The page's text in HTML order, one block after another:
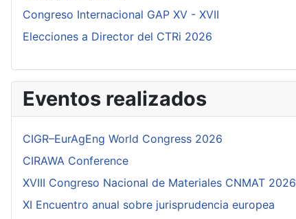
Congreso Internacional GAP XV - XVII
Elecciones a Director del CTRi 2026
Eventos realizados
CIGR–EurAgEng World Congress 2026
CIRAWA Conference
XVIII Congreso Nacional de Materiales CNMAT 2026
XI Encuentro anual sobre jurisprudencia europea